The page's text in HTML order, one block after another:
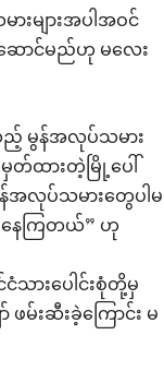
များအပါအဝင်
ောင်မည်ဟု မလေး
ည့် မွန်အလုပ်သမား
ထားတဲ့မြို့ပေါ်
လုပ်သမားတွေပါမ
နေကြတယ်” ဟု
ားပေါင်းစုံတို့မှ
ဖမ်းဆီးခဲ့ကြောင်း မ